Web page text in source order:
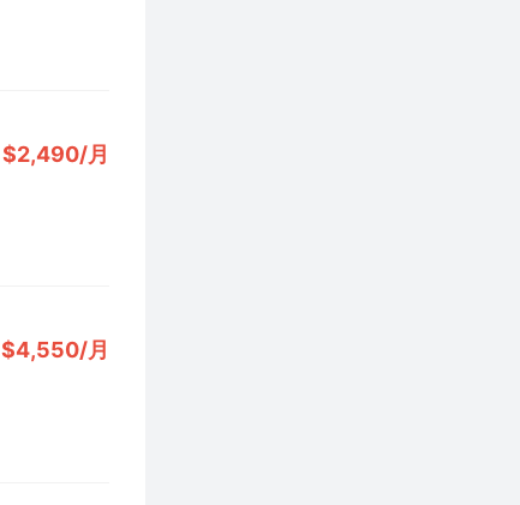
$2,490/月
$4,550/月